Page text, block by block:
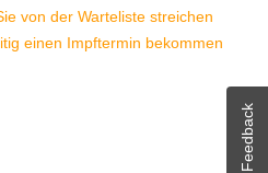
von der Warteliste streichen
einen Impftermin bekommen
Feedback